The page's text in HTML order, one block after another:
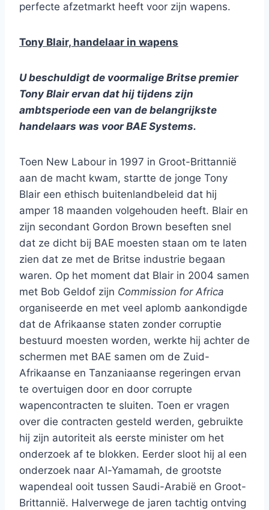
perfecte afzetmarkt heeft voor zijn wapens.
Tony Blair, handelaar in wapens
U beschuldigt de voormalige Britse premier
Tony Blair ervan dat hij tijdens zijn
ambtsperiode een van de belangrijkste
handelaars was voor BAE Systems.
Toen New Labour in 1997 in Groot-Brittannië
aan de macht kwam, startte de jonge Tony
Blair een ethisch buitenlandbeleid dat hij
amper 18 maanden volgehouden heeft. Blair en
zijn secondant Gordon Brown beseften snel
dat ze dicht bij BAE moesten staan om te laten
zien dat ze met de Britse industrie begaan
waren. Op het moment dat Blair in 2004 samen
met Bob Geldof zijn Commission for Africa
organiseerde en met veel aplomb aankondigde
dat de Afrikaanse staten zonder corruptie
bestuurd moesten worden, werkte hij achter de
schermen met BAE samen om de Zuid-
Afrikaanse en Tanzaniaanse regeringen ervan
te overtuigen door en door corrupte
wapencontracten te sluiten. Toen er vragen
over die contracten gesteld werden, gebruikte
hij zijn autoriteit als eerste minister om het
onderzoek af te blokken. Eerder sloot hij al een
onderzoek naar Al-Yamamah, de grootste
wapendeal ooit tussen Saudi-Arabië en Groot-
Brittannië. Halverwege de jaren tachtig ontving